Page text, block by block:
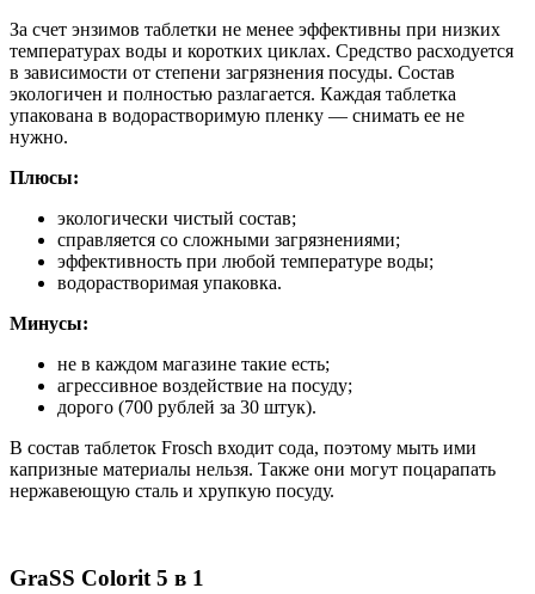
За счет энзимов таблетки не менее эффективны при низких
температурах воды и коротких циклах. Средство расходуется
в зависимости от степени загрязнения посуды. Состав
экологичен и полностью разлагается. Каждая таблетка
упакована в водорастворимую пленку — снимать ее не
нужно.
Плюсы:
экологически чистый состав;
справляется со сложными загрязнениями;
эффективность при любой температуре воды;
водорастворимая упаковка.
Минусы:
не в каждом магазине такие есть;
агрессивное воздействие на посуду;
дорого (700 рублей за 30 штук).
В состав таблеток Frosch входит сода, поэтому мыть ими
капризные материалы нельзя. Также они могут поцарапать
нержавеющую сталь и хрупкую посуду.
GraSS Colorit 5 в 1